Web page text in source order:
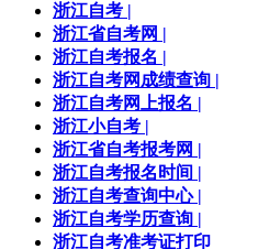
浙江自考
浙江省自考网
浙江自考报名
浙江自考网成绩查询
浙江自考网上报名
浙江小自考
浙江省自考报考网
浙江自考报名时间
浙江自考查询中心|
浙江自考学历查询
浙江自考准考证打印